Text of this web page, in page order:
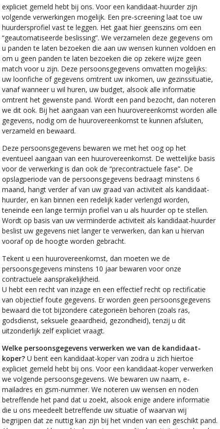
expliciet gemeld hebt bij ons. Voor een kandidaat-huurder zijn
volgende verwerkingen mogelijk. Een pre-screening laat toe uw
huurdersprofiel vast te leggen. Het gaat hier geenszins om een
“geautomatiseerde beslissing”. We verzamelen deze gegevens om
u panden te laten bezoeken die aan uw wensen kunnen voldoen en
om u geen panden te laten bezoeken die op zekere wijze geen
match voor u zijn. Deze persoonsgegevens omvatten mogelijks:
uw loonfiche of gegevens omtrent uw inkomen, uw gezinssituatie,
vanaf wanneer u wil huren, uw budget, alsook alle informatie
omtrent het gewenste pand. Wordt een pand bezocht, dan noteren
we dit ook. Bij het aangaan van een huurovereenkomst worden alle
gegevens, nodig om de huurovereenkomst te kunnen afsluiten,
verzameld en bewaard.
Deze persoonsgegevens bewaren we met het oog op het
eventueel aangaan van een huurovereenkomst. De wettelijke basis
voor de verwerking is dan ook de “precontractuele fase”. De
opslagperiode van de persoonsgegevens bedraagt minstens 6
maand, hangt verder af van uw graad van activiteit als kandidaat-
huurder, en kan binnen een redelijk kader verlengd worden,
teneinde een lange termijn profiel van u als huurder op te stellen.
Wordt op basis van uw verminderde activiteit als kandidaat-huurder
beslist uw gegevens niet langer te verwerken, dan kan u hiervan
vooraf op de hoogte worden gebracht.
Tekent u een huurovereenkomst, dan moeten we de
persoonsgegevens minstens 10 jaar bewaren voor onze
contractuele aansprakelijkheid.
U hebt een recht van inzage en een effectief recht op rectificatie
van objectief foute gegevens. Er worden geen persoonsgegevens
bewaard die tot bijzondere categorieën behoren (zoals ras,
godsdienst, seksuele geaardheid, gezondheid), tenzij u dit
uitzonderlijk zelf expliciet vraagt.
Welke persoonsgegevens verwerken we van de kandidaat-
koper? U bent een kandidaat-koper van zodra u zich hiertoe
expliciet gemeld hebt bij ons. Voor een kandidaat-koper verwerken
we volgende persoonsgegevens. We bewaren uw naam, e-
mailadres en gsm-nummer. We noteren uw wensen en noden
betreffende het pand dat u zoekt, alsook enige andere informatie
die u ons meedeelt betreffende uw situatie of waarvan wij
begrijpen dat ze nuttig kan zijn bij het vinden van een geschikt pand.